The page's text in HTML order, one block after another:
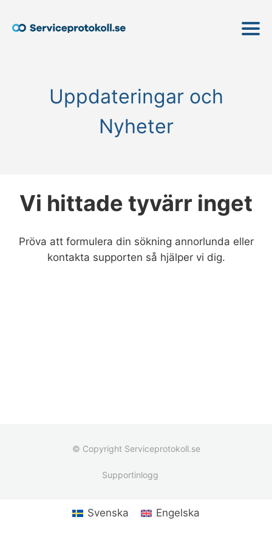
Uppdateringar och
Nyheter
Vi hittade tyvärr inget
Pröva att formulera din sökning annorlunda eller
kontakta supporten så hjälper vi dig.
© Copyright Serviceprotokoll.se
Supportinlogg
Svenska Engelska